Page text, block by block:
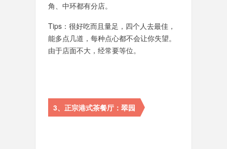
角、中环都有分店。
Tips：很好吃而且量足，四个人去最佳，
能多点几道，每种点心都不会让你失望。
由于店面不大，经常要等位。
3、正宗港式茶餐厅：翠园